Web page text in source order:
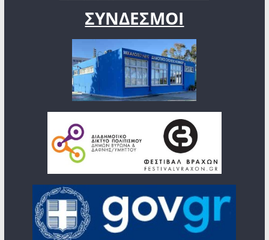
ΣΥΝΔΕΣΜΟΙ